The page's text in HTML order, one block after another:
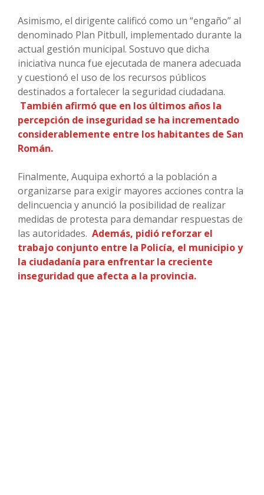
Asimismo, el dirigente calificó como un “engaño” al
denominado Plan Pitbull, implementado durante la
actual gestión municipal. Sostuvo que dicha
iniciativa nunca fue ejecutada de manera adecuada
y cuestionó el uso de los recursos públicos
destinados a fortalecer la seguridad ciudadana.
También afirmó que en los últimos años la
percepción de inseguridad se ha incrementado
considerablemente entre los habitantes de San
Román.
Finalmente, Auquipa exhortó a la población a
organizarse para exigir mayores acciones contra la
delincuencia y anunció la posibilidad de realizar
medidas de protesta para demandar respuestas de
las autoridades. Además, pidió reforzar el
trabajo conjunto entre la Policía, el municipio y
la ciudadanía para enfrentar la creciente
inseguridad que afecta a la provincia.